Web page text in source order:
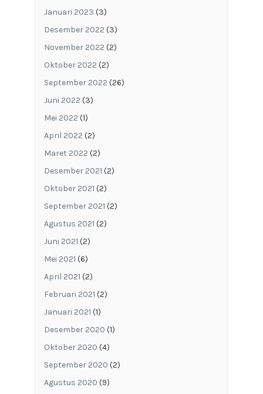
Januari 2023 (3)
Desember 2022 (3)
November 2022 (2)
Oktober 2022 (2)
September 2022 (26)
Juni 2022 (3)
Mei 2022 (1)
April 2022 (2)
Maret 2022 (2)
Desember 2021 (2)
Oktober 2021 (2)
September 2021 (2)
Agustus 2021 (2)
Juni 2021 (2)
Mei 2021 (6)
April 2021 (2)
Februari 2021 (2)
Januari 2021 (1)
Desember 2020 (1)
Oktober 2020 (4)
September 2020 (2)
Agustus 2020 (9)